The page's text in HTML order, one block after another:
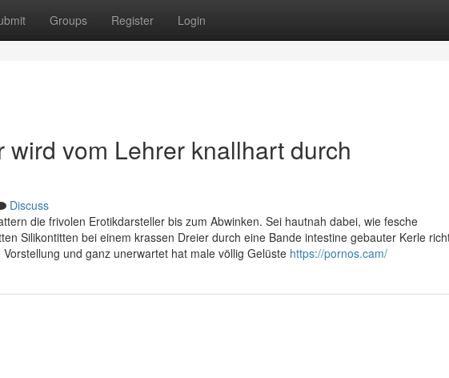
Groups Register Login
vom Lehrer knallhart durch
Discuss
die frivolen Erotikdarsteller bis zum Abwinken. Sei hautnah dabei, wie fesche
Silikontitten bei einem krassen Dreier durch eine Bande intestine gebauter Kerle
und ganz unerwartet hat male völlig Gelüste https://pornos.cam/